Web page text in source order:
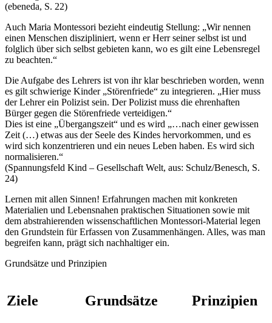
(ebeneda, S. 22)
Auch Maria Montessori bezieht eindeutig Stellung: „Wir nennen
einen Menschen diszipliniert, wenn er Herr seiner selbst ist und
folglich über sich selbst gebieten kann, wo es gilt eine Lebensregel
zu beachten.“
Die Aufgabe des Lehrers ist von ihr klar beschrieben worden, wenn
es gilt schwierige Kinder „Störenfriede“ zu integrieren. „Hier muss
der Lehrer ein Polizist sein. Der Polizist muss die ehrenhaften
Bürger gegen die Störenfriede verteidigen.“
Dies ist eine „Übergangszeit“ und es wird „…nach einer gewissen
Zeit (…) etwas aus der Seele des Kindes hervorkommen, und es
wird sich konzentrieren und ein neues Leben haben. Es wird sich
normalisieren.“
(Spannungsfeld Kind – Gesellschaft Welt, aus: Schulz/Benesch, S.
24)
Lernen mit allen Sinnen! Erfahrungen machen mit konkreten
Materialien und Lebensnahen praktischen Situationen sowie mit
dem abstrahierenden wissenschaftlichen Montessori-Material legen
den Grundstein für Erfassen von Zusammenhängen. Alles, was man
begreifen kann, prägt sich nachhaltiger ein.
Grundsätze und Prinzipien
Ziele Grundsätze Prinzipien